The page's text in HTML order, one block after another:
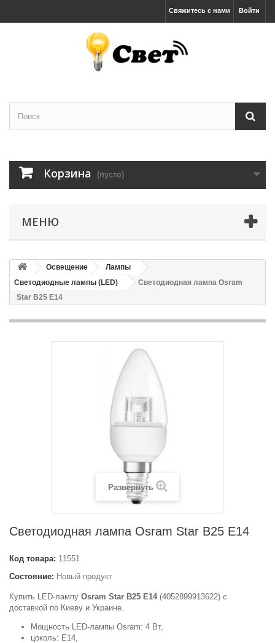
Войти
Свяжитесь с нами
Корзина (пусто)
МЕНЮ
Освещение
Лампы
Светодиодные лампы (LED)
Светодиодная лампа Osram
Star B25 Е14
Развернуть
Светодиодная лампа Osram Star B25 Е14
Код товара: 11551
Состояние: Новый продукт
Купить LED-лампу Osram Star B25 Е14(4052899913622) c
доставкой по Киеву и Украине.
Мощность LED-лампы Osram: 4 Вт,
цоколь: Е14,